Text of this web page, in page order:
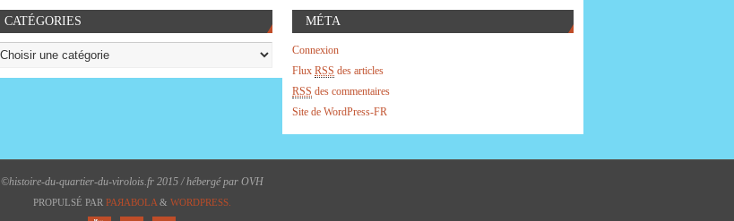
CATÉGORIES MÉTA
Connexion
Flux RSS des articles
RSS des commentaires
Site de WordPress-FR
©histoire-du-quartier-du-virolois.fr 2015 / hébergé par OVH
PROPULSÉ PAR PAЯABOLA& WORDPRESS.